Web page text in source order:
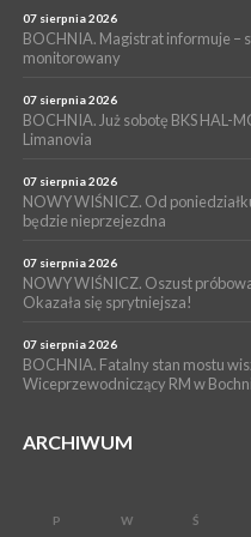
Z BOCHNI NA JASNĄ
WYDARZENIA
NASZ NEWS. Powstał
Przestrzennego Miasta
magistratu
07 sierpnia 2026
BOCHNIA. Magistrat informuje –
monitorowany
07 sierpnia 2026
BOCHNIA. Już sobotę BKS HAL-
Limanovia
07 sierpnia 2026
NOWY WIŚNICZ. Od
będzie nieprzejezdna
07 sierpnia 2026
NOWY WIŚNICZ. Oszust
Okazała się sprytniejsza!
07 sierpnia 2026
BOCHNIA. Fatalny stan mostu
Wiceprzewodniczący RM w
ARCHIWUM
P W Ś